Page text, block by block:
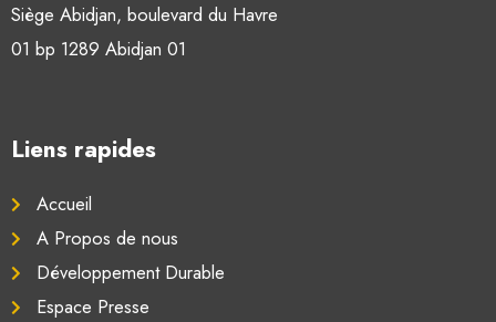
Siège Abidjan, boulevard du Havre
01 bp 1289 Abidjan 01
Liens rapides
Accueil
A Propos de nous
Développement Durable
Espace Presse